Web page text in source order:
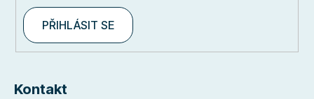
PŘIHLÁSIT SE
Kontakt